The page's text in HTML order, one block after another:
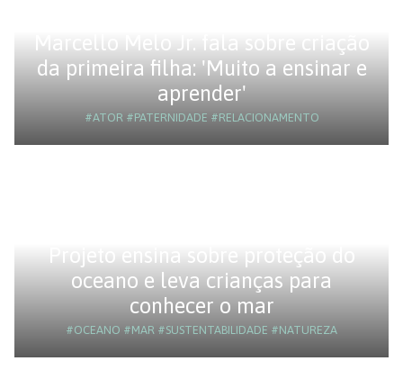
Marcello Melo Jr. fala sobre criação
da primeira filha: 'Muito a ensinar e
aprender'
#ATOR#PATERNIDADE #RELACIONAMENTO
Projeto ensina sobre proteção do
oceano e leva crianças para
conhecer o mar
#OCEANO #MAR #SUSTENTABILIDADE #NATUREZA